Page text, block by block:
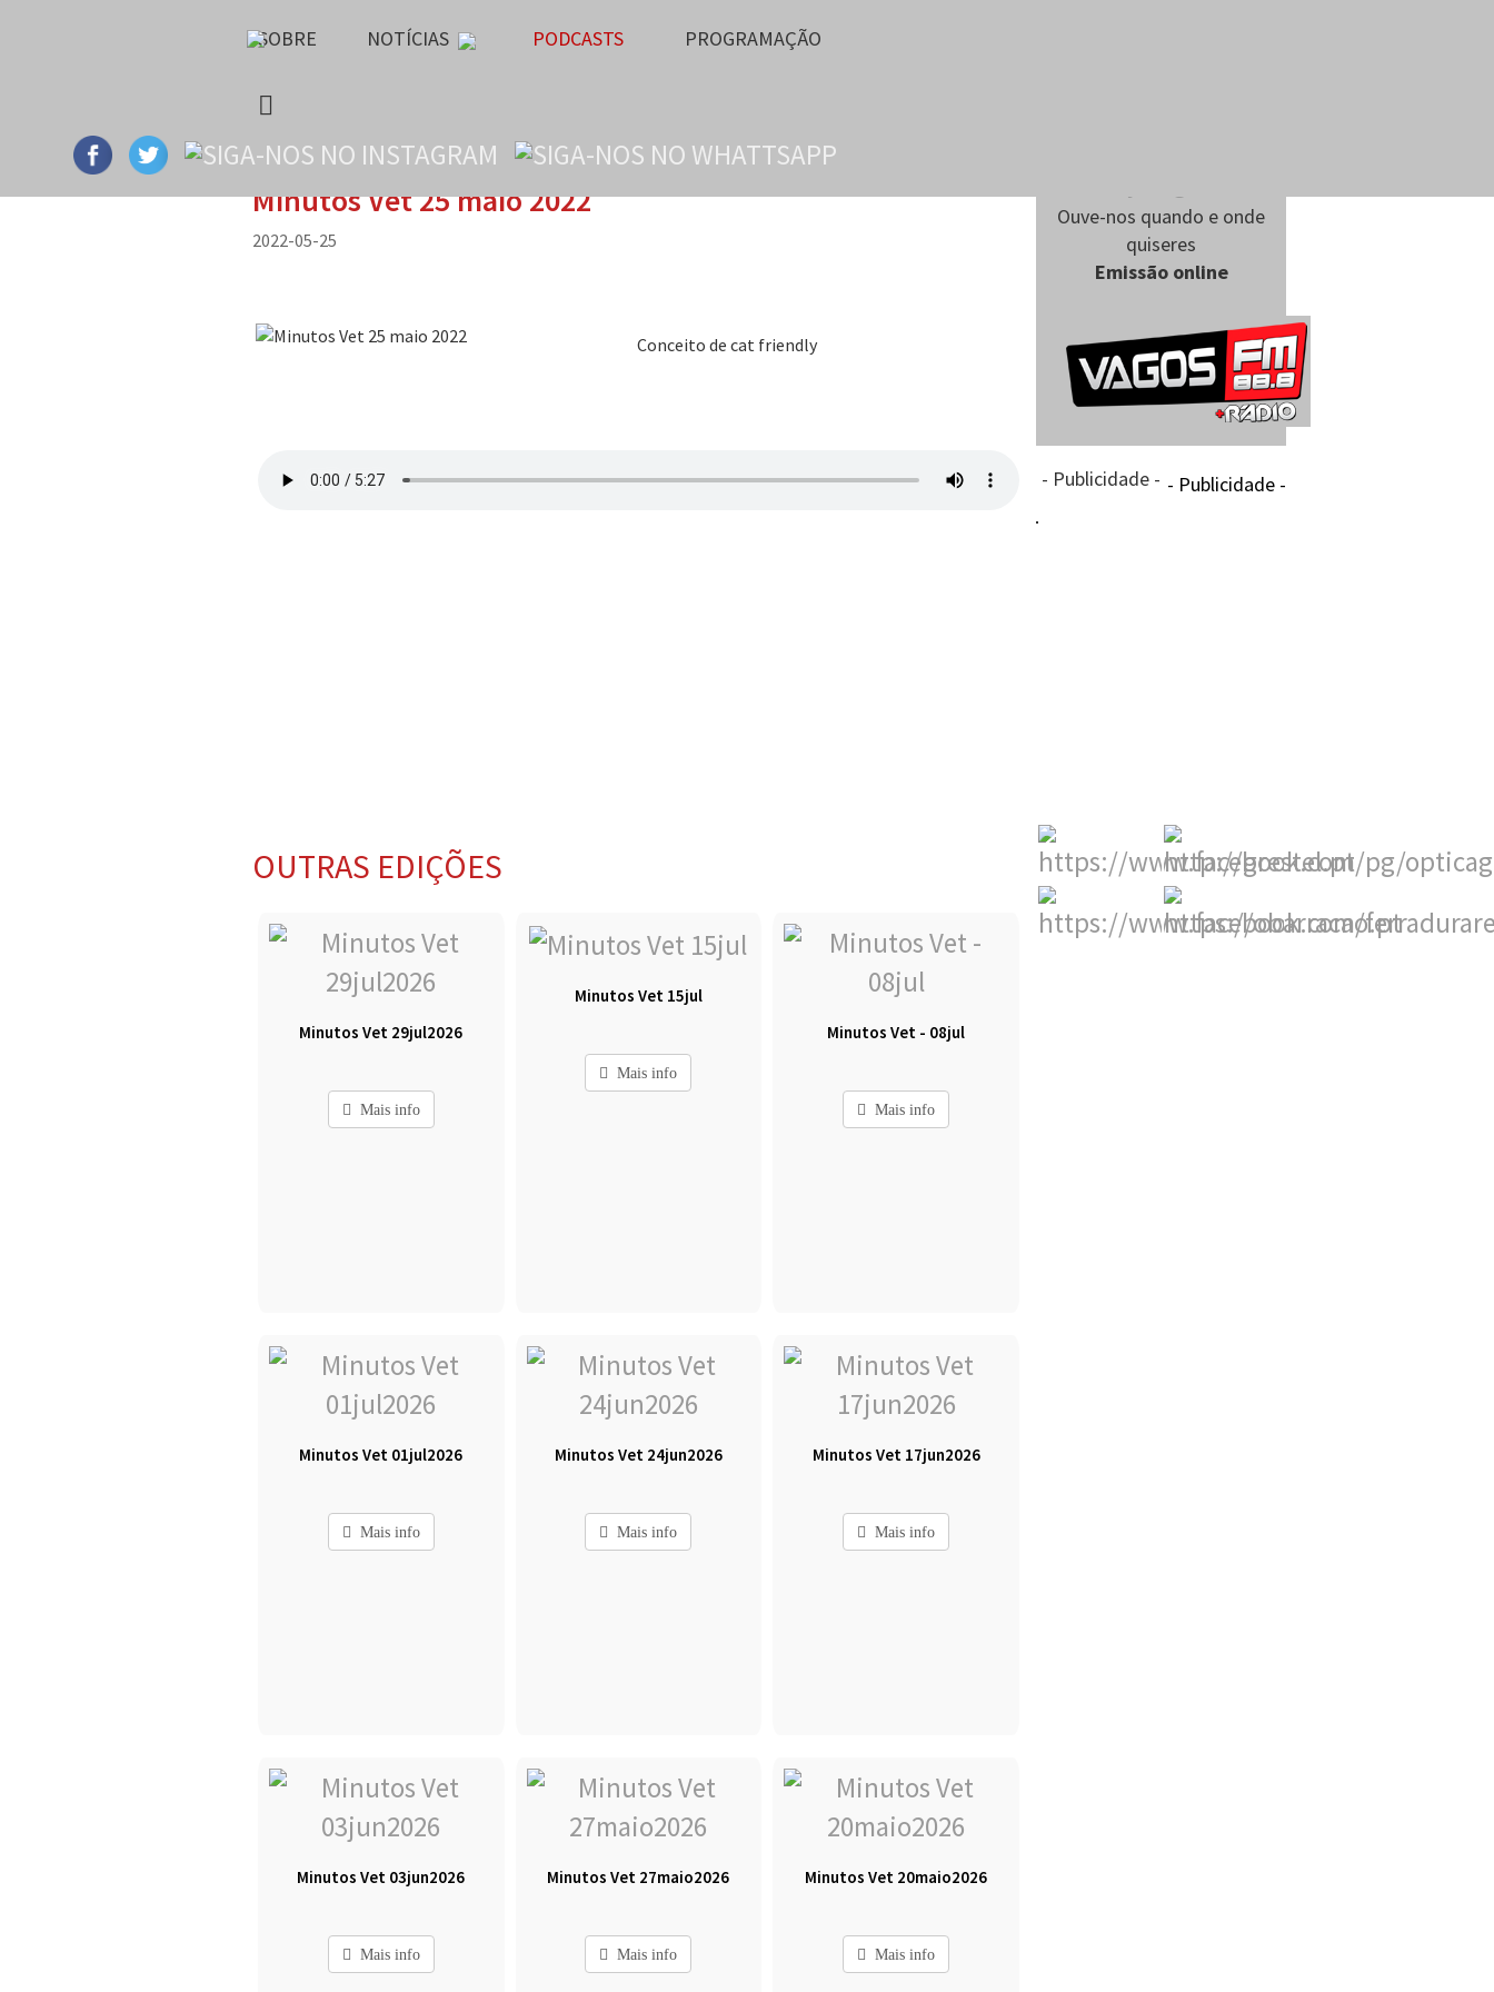
SOBRE NOTÍCIAS PODCASTS PROGRAMAÇÃO
Minutos Vet 25 maio 2022
2022-05-25
Conceito de cat friendly
OUTRAS EDIÇÕES
Minutos Vet 29jul2026
Mais info
Minutos Vet 15jul
Mais info
Minutos Vet - 08jul
Mais info
Minutos Vet 01jul2026
Mais info
Minutos Vet 24jun2026
Mais info
Minutos Vet 17jun2026
Mais info
Minutos Vet 03jun2026
Mais info
Minutos Vet 27maio2026
Mais info
Minutos Vet 20maio2026
Mais info
Ouve-nos quando e onde
quiseres
Emissão online
- Publicidade - - Publicidade -